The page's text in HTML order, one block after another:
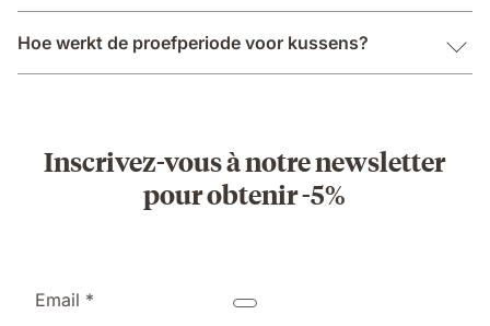
Hoe werkt de proefperiode voor kussens?
Inscrivez-vous à notre newsletter
pour obtenir -5%
Email *